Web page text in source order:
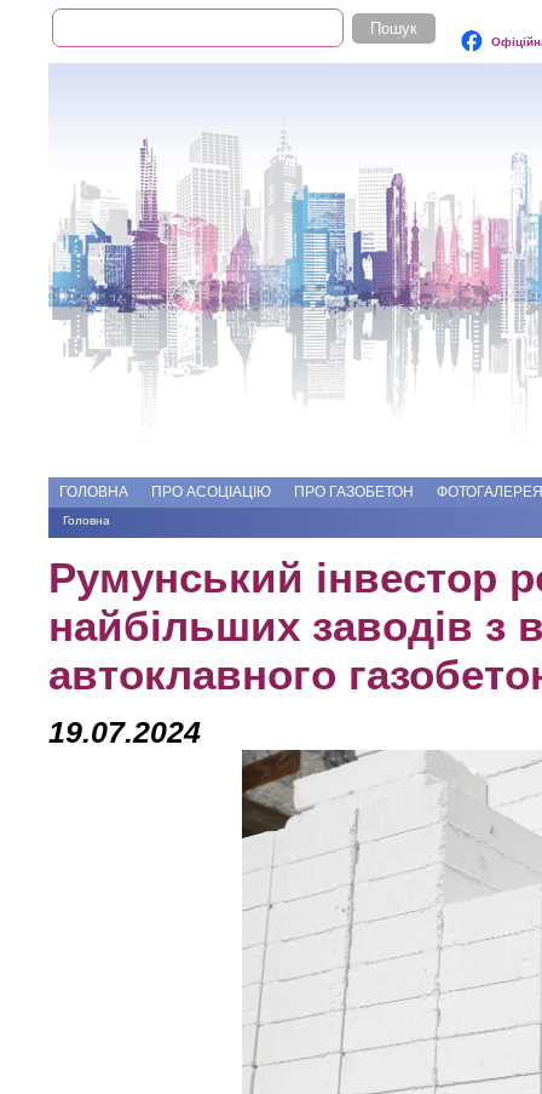
Пошукова форма
Пошук
ГОЛОВНА ПРО АСОЦІАЦІЮ ПРО ГАЗОБЕТОН ФОТОГАЛЕРЕЯ
Ви є тут
Головна
Румунський інвестор
найбільших заводів з
автоклавного
19.07.2024